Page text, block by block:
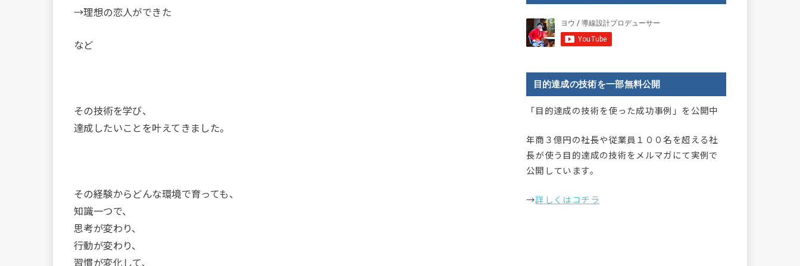
→理想の恋人ができた
など
その技術を学び、
達成したいことを叶えてきました。
その経験からどんな環境で育っても、
知識一つで、
思考が変わり、
行動が変わり、
習慣が変化して、
目的達成の技術を一部無料公開
「目的達成の技術を使った成功事例」を公開中
年商３億円の社長や従業員１００名を超える社
長が使う目的達成の技術をメルマガにて実例で
公開しています。
→詳しくはコチラ